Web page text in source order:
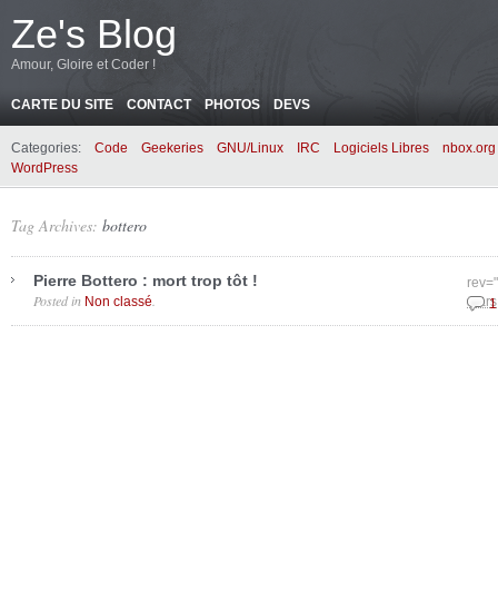
Ze's Blog
Amour, Gloire et Coder !
CARTE DU SITE CONTACT PHOTOS DEVS
Categories: Code Geekeries GNU/Linux IRC Logiciels Libres
nbox.org
WordPress
Tag Archives: bottero
Pierre Bottero : mort trop tôt !
Posted in Non classé